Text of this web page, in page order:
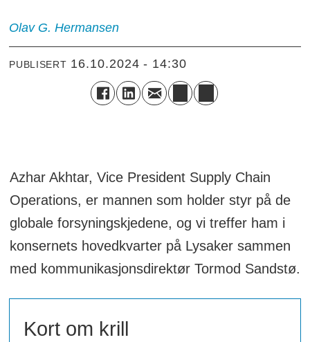
Olav G. Hermansen
PUBLISERT 16.10.2024 - 14:30
Azhar Akhtar, Vice President Supply Chain
Operations, er mannen som holder styr på de
globale forsyningskjedene, og vi treffer ham i
konsernets hovedkvarter på Lysaker sammen
med kommunikasjonsdirektør Tormod Sandstø.
Kort om krill